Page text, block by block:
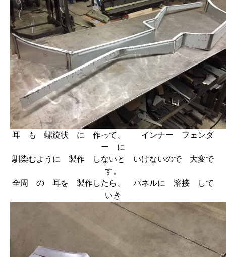
耳 も 螺旋状 に 作って、 インナー フェンダ
ー に
馴染むように 製作 しないと いけないので 大変で
す。
全周 の 耳を 製作したら、 パネルに 溶接 して
いき